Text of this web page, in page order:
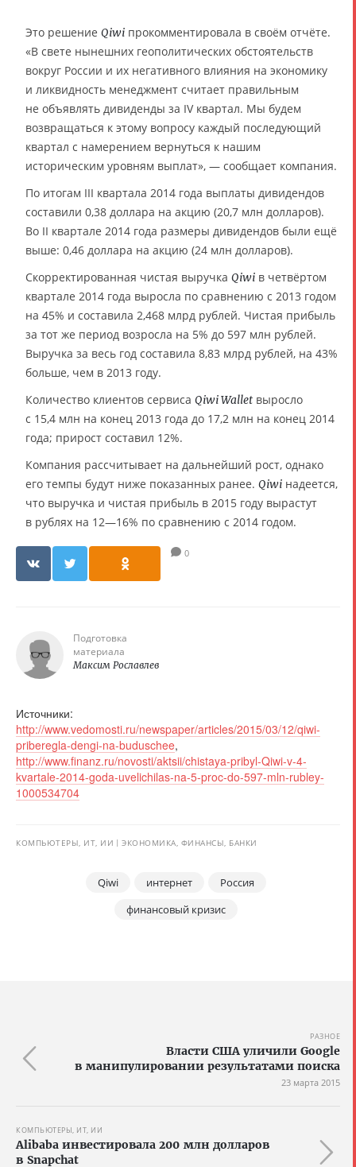
Это решение Qiwi прокомментировала в своём отчёте.
«В свете нынешних геополитических обстоятельств
вокруг России и их негативного влияния на экономику
и ликвидность менеджмент считает правильным
не объявлять дивиденды за IV квартал. Мы будем
возвращаться к этому вопросу каждый последующий
квартал с намерением вернуться к нашим
историческим уровням выплат», — сообщает компания.
По итогам III квартала 2014 года выплаты дивидендов
составили 0,38 доллара на акцию (20,7 млн долларов).
Во II квартале 2014 года размеры дивидендов были ещё
выше: 0,46 доллара на акцию (24 млн долларов).
Скорректированная чистая выручка Qiwi в четвёртом
квартале 2014 года выросла по сравнению с 2013 годом
на 45% и составила 2,468 млрд рублей. Чистая прибыль
за тот же период возросла на 5% до 597 млн рублей.
Выручка за весь год составила 8,83 млрд рублей, на 43%
больше, чем в 2013 году.
Количество клиентов сервиса Qiwi Wallet выросло
с 15,4 млн на конец 2013 года до 17,2 млн на конец 2014
года; прирост составил 12%.
Компания рассчитывает на дальнейший рост, однако
его темпы будут ниже показанных ранее. Qiwi надеется,
что выручка и чистая прибыль в 2015 году вырастут
в рублях на 12—16% по сравнению с 2014 годом.
0
Подготовка
материала
Максим Рославлев
Источники:
http://www.vedomosti.ru/newspaper/articles/2015/03/12/qiwi-
priberegla-dengi-na-buduschee,
http://www.finanz.ru/novosti/aktsii/chistaya-pribyl-Qiwi-v-4-
kvartale-2014-goda-uvelichilas-na-5-proc-do-597-mln-rubley-
1000534704
КОМПЬЮТЕРЫ, ИТ, ИИ ЭКОНОМИКА, ФИНАНСЫ, БАНКИ
Qiwi интернет
Россия
финансовый кризис
РАЗНОЕ
Власти США уличили Google
в манипулировании результатами поиска
23 марта 2015
КОМПЬЮТЕРЫ, ИТ, ИИ
Alibaba инвестировала 200 млн долларов
в Snapchat